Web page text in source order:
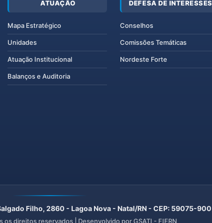
ATUAÇÃO
Mapa Estratégico
Unidades
Atuação Institucional
Balanços e Auditoria
DEFESA DE INTERESSES
Conselhos
Comissões Temáticas
Nordeste Forte
Filho, 2860 - Lagoa Nova - Natal/RN - CEP: 59075-900
os direitos reservados | Desenvolvido por GSATI - FIERN